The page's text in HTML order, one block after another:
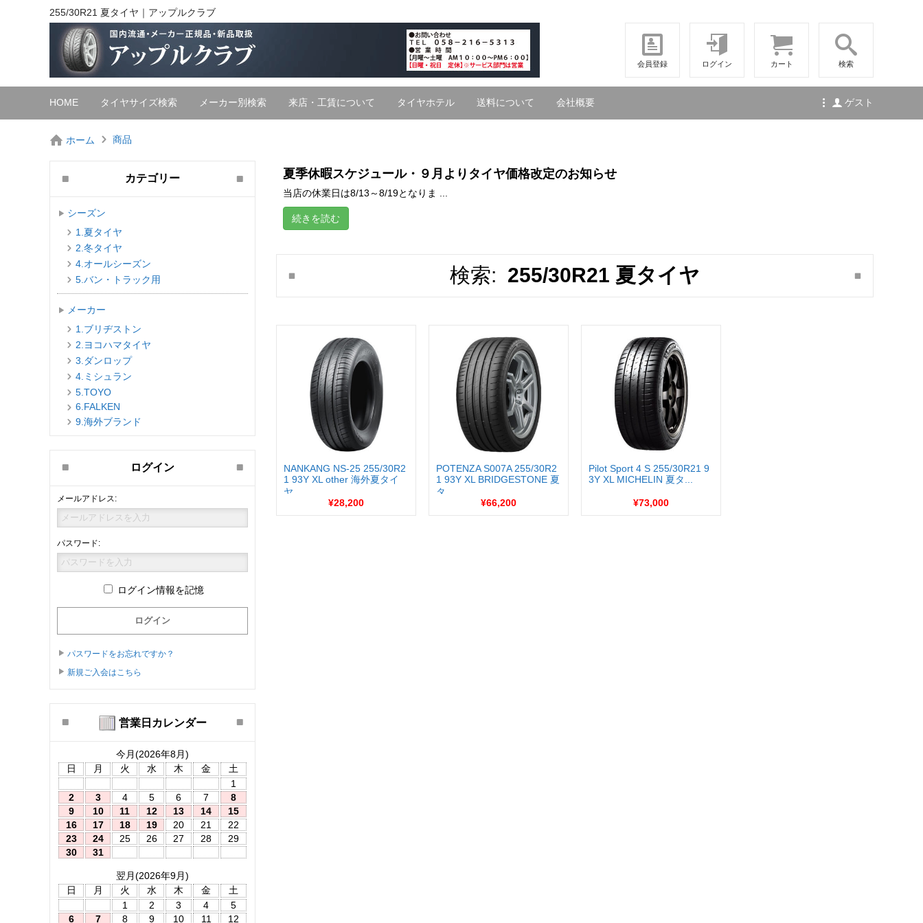
255/30R21 夏タイヤ｜アップルクラブ
会員登録 ログイン カート 検索
ゲスト
HOME タイヤサイズ検索 メーカー別検索 来店・工賃について タイヤホテル 送料について 会社概要
ホーム 商品
夏季休暇スケジュール・９月よりタイヤ価格改定のお知らせ
当店の休業日は8/13～8/19となりま ...
続きを読む
検索: 255/30R21 夏タイヤ
NANKANG NS-25 255/30R2
1 93Y XL other 海外夏タイ
ヤ
¥28,200
POTENZA S007A 255/30R2
1 93Y XL BRIDGESTONE 夏
タ...
¥66,200
Pilot Sport 4 S 255/30R21 9
3Y XL MICHELIN 夏タ...
¥73,000
カテゴリー
シーズン
1.夏タイヤ
2.冬タイヤ
4.オールシーズン
5.バン・トラック用
メーカー
1.ブリヂストン
2.ヨコハマタイヤ
3.ダンロップ
4.ミシュラン
5.TOYO
6.FALKEN
9.海外ブランド
ログイン
メールアドレス:
パスワード:
ログイン情報を記憶
パスワードをお忘れですか？
新規ご入会はこちら
営業日カレンダー
今月(2026年8月)
日
月 火 水 木 金
土
1
2
3 4 5 6 7
8
9
10 11 12 13 14
15
16
17 18 19 20 21
22
23
24 25 26 27 28
29
30
31
翌月(2026年9月)
日
月 火 水 木 金
土
1
2 3 4
5
6
7 8 9 10 11 12